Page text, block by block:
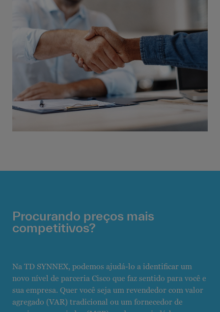
Procurando preços mais
competitivos?
Na TD SYNNEX, podemos ajudá-lo a identificar um
novo nível de parceria Cisco que faz sentido para você e
sua empresa. Quer você seja um revendedor com valor
agregado (VAR) tradicional ou um fornecedor de